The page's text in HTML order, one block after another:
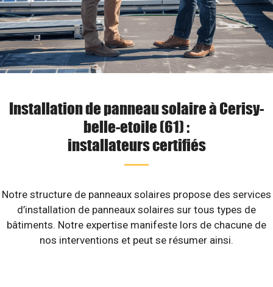
Installation de panneau solaire à Cerisy-
belle-etoile (61) :
installateurs certifiés
Notre structure de panneaux solaires propose des services
d’installation de panneaux solaires sur tous types de
bâtiments. Notre expertise manifeste lors de chacune de
nos interventions et peut se résumer ainsi.